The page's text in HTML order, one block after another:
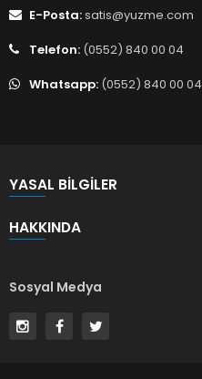
E-Posta:satis@yuzme.com
Telefon: (0552) 840 00 04
Whatsapp: (0552) 840 00 04
YASAL BILGILER
HAKKINDA
Sosyal Medya